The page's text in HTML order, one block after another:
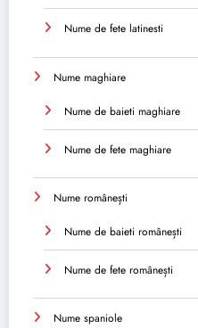
Nume de fete latinesti
Nume maghiare
Nume de baieti maghiare
Nume de fete maghiare
Nume românești
Nume de baieti românești
Nume de fete românești
Nume spaniole